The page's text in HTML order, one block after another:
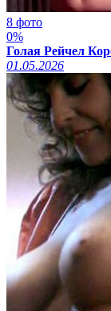
8 фото
0%
Голая Рейчел
01.05.2026